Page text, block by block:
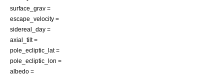
surface_grav =
escape_velocity =
sidereal_day =
axial_tilt =
pole_ecliptic_lat =
pole_ecliptic_lon =
albedo =